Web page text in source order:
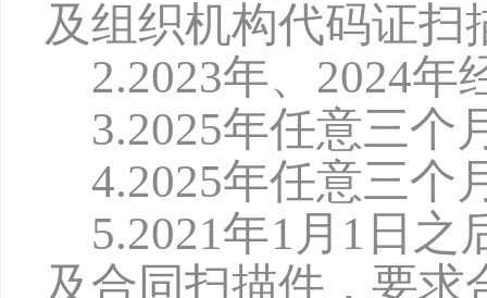
及组织机构代码证扫
2.2023年、 2024年
3.2025年任意三个
4.2025年任意三个
5.2021年1月1日之
及合同扫描件，要